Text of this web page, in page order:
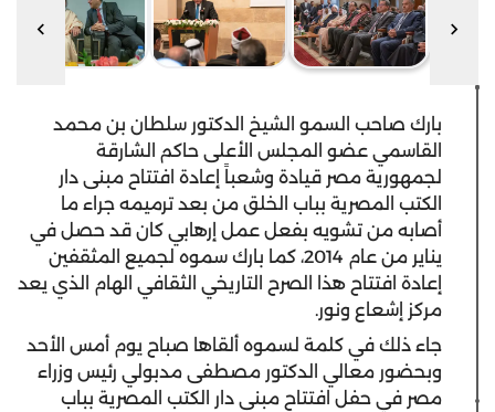
بارك صاحب السمو الشيخ الدكتور سلطان بن محمد
القاسمي عضو المجلس الأعلى حاكم الشارقة
لجمهورية مصر قيادة وشعباً إعادة افتتاح مبنى دار
الكتب المصرية بباب الخلق من بعد ترميمه جراء ما
أصابه من تشويه بفعل عمل إرهابي كان قد حصل في
يناير من عام 2014، كما بارك سموه لجميع المثقفين
إعادة افتتاح هذا الصرح التاريخي الثقافي الهام الذي يعد
مركز إشعاع ونور.
جاء ذلك في كلمة لسموه ألقاها صباح يوم أمس الأحد
وبحضور معالي الدكتور مصطفى مدبولي رئيس وزراء
مصر في حفل افتتاح مبنى دار الكتب المصرية بباب